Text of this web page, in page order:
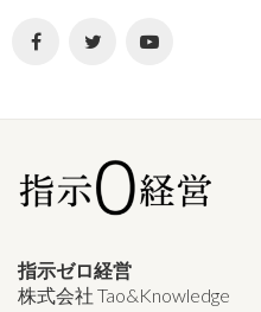
指示ゼロ経営
株式会社 Tao&Knowledge